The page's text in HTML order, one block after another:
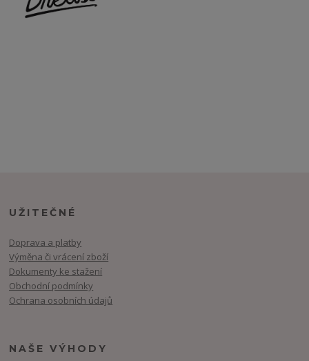
UŽITEČNÉ
Doprava a platby
Výměna či vrácení zboží
Dokumenty ke stažení
Obchodní podmínky
Ochrana osobních údajů
NAŠE VÝHODY